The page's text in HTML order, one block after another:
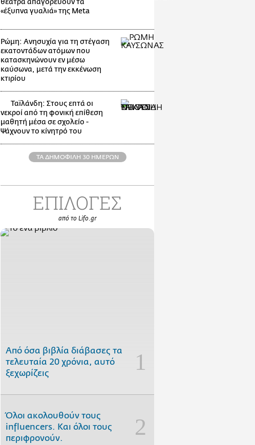
θέατρα απαγορεύουν τα
«έξυπνα γυαλιά» της Meta
Ρώμη: Ανησυχία για τη στέγαση
εκατοντάδων ατόμων που
κατασκηνώνουν εν μέσω
καύσωνα, μετά την εκκένωση
κτιρίου
Ταϊλάνδη: Στους επτά οι
νεκροί από τη φονική επίθεση
μαθητή μέσα σε σχολείο -
Ψάχνουν το κίνητρό του
ΤΑ ΔΗΜΟΦΙΛΗ 30 ΗΜΕΡΩΝ
ΕΠΙΛΟΓΕΣ
από το Lifo.gr
Από όσα βιβλία διάβασες τα
τελευταία 20 χρόνια, αυτό
ξεχωρίζεις
Όλοι ακολουθούν τους
influencers. Και όλοι τους
περιφρονούν.